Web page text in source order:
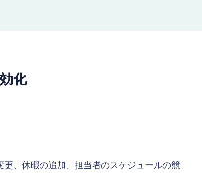
化
、休暇の追加、担当者のスケジュールの競